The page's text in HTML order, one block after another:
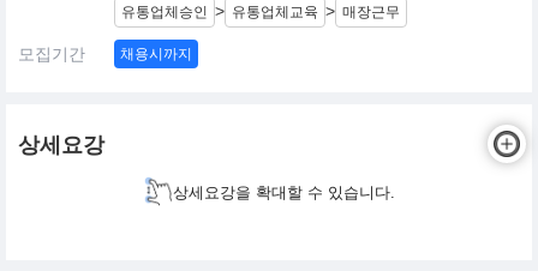
유통업체승인 > 유통업체교육 > 매장근무
모집기간 채용시까지
상세요강
상세요강을 확대할 수 있습니다.